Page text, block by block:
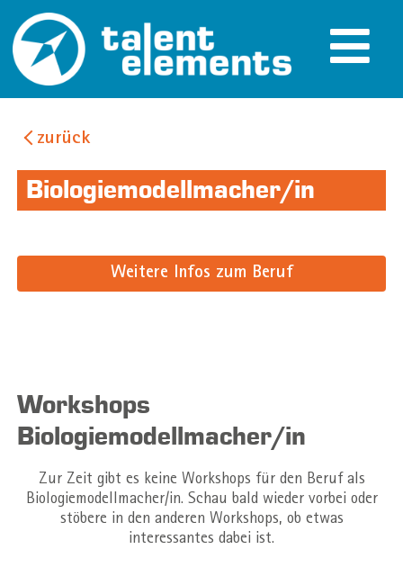
zurück
Biologiemodellmacher/in
Weitere Infos zum Beruf
Workshops
Biologiemodellmacher/in
Zur Zeit gibt es keine Workshops für den Beruf als
Biologiemodellmacher/in. Schau bald wieder vorbei oder
stöbere in den anderen Workshops, ob etwas
interessantes dabei ist.